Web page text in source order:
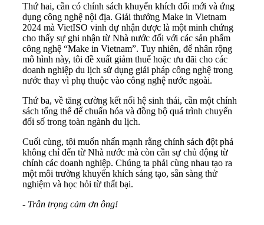
Thứ hai, cần có chính sách khuyến khích đổi mới và ứng
dụng công nghệ nội địa. Giải thưởng Make in Vietnam
2024 mà VietISO vinh dự nhận được là một minh chứng
cho thấy sự ghi nhận từ Nhà nước đối với các sản phẩm
công nghệ “Make in Vietnam”. Tuy nhiên, để nhân rộng
mô hình này, tôi đề xuất giảm thuế hoặc ưu đãi cho các
doanh nghiệp du lịch sử dụng giải pháp công nghệ trong
nước thay vì phụ thuộc vào công nghệ nước ngoài.
Thứ ba, về tăng cường kết nối hệ sinh thái, cần một chính
sách tổng thể để chuẩn hóa và đồng bộ quá trình chuyển
đổi số trong toàn ngành du lịch.
Cuối cùng, tôi muốn nhấn mạnh rằng chính sách đột phá
không chỉ đến từ Nhà nước mà còn cần sự chủ động từ
chính các doanh nghiệp. Chúng ta phải cùng nhau tạo ra
một môi trường khuyến khích sáng tạo, sẵn sàng thử
nghiệm và học hỏi từ thất bại.
- Trân trọng cảm ơn ông!